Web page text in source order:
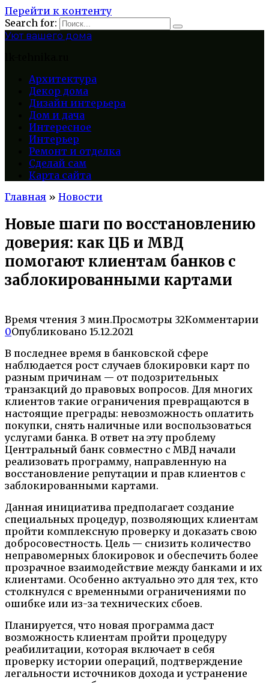
Перейти к контенту
Search for:
Уют вашего дома
Архитектура
Декор дома
Дизайн интерьера
Дом и дача
Интересное
Интерьер
Ремонт и отделка
Сделай сам
Карта сайта
Главная » Новости
Новые шаги по восстановлению
доверия: как ЦБ и МВД
помогают клиентам банков с
заблокированными картами
Время чтения 3 мин.Просмотры 32Комментарии
0Опубликовано 15.12.2021
В последнее время в банковской сфере
наблюдается рост случаев блокировки карт по
разным причинам — от подозрительных
транзакций до правовых вопросов. Для многих
клиентов такие ограничения превращаются в
настоящие преграды: невозможность оплатить
покупки, снять наличные или воспользоваться
услугами банка. В ответ на эту проблему
Центральный банк совместно с МВД начали
реализовать программу, направленную на
восстановление репутации и прав клиентов с
заблокированными картами.
Данная инициатива предполагает создание
специальных процедур, позволяющих клиентам
пройти комплексную проверку и доказать свою
добросовестность. Цель — снизить количество
неправомерных блокировок и обеспечить более
прозрачное взаимодействие между банками и их
клиентами. Особенно актуально это для тех, кто
столкнулся с временными ограничениями по
ошибке или из-за технических сбоев.
Планируется, что новая программа даст
возможность клиентам пройти процедуру
реабилитации, которая включает в себя
проверку истории операций, подтверждение
легальности источников дохода и устранение